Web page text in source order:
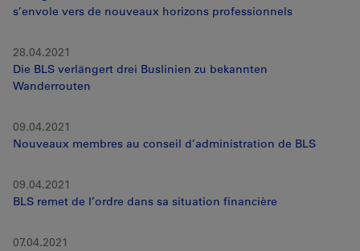
s’envole vers de nouveaux horizons professionnels
28.04.2021
Die BLS verlängert drei Buslinien zu bekannten
Wanderrouten
09.04.2021
Nouveaux membres au conseil d’administration de BLS
09.04.2021
BLS remet de l’ordre dans sa situation financière
07.04.2021